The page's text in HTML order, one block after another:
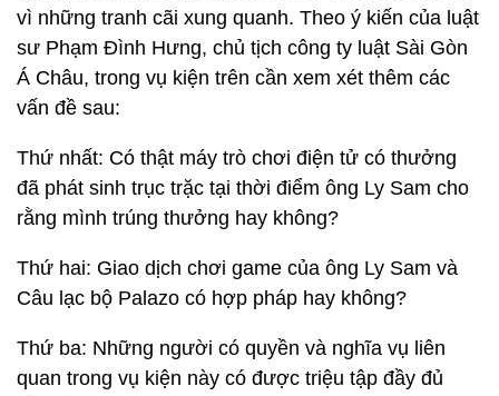
vì những tranh cãi xung quanh. Theo ý kiến của luật
sư Phạm Đình Hưng, chủ tịch công ty luật Sài Gòn
Á Châu, trong vụ kiện trên cần xem xét thêm các
vấn đề sau:
Thứ nhất: Có thật máy trò chơi điện tử có thưởng
đã phát sinh trục trặc tại thời điểm ông Ly Sam cho
rằng mình trúng thưởng hay không?
Thứ hai: Giao dịch chơi game của ông Ly Sam và
Câu lạc bộ Palazo có hợp pháp hay không?
Thứ ba: Những người có quyền và nghĩa vụ liên
quan trong vụ kiện này có được triệu tập đầy đủ